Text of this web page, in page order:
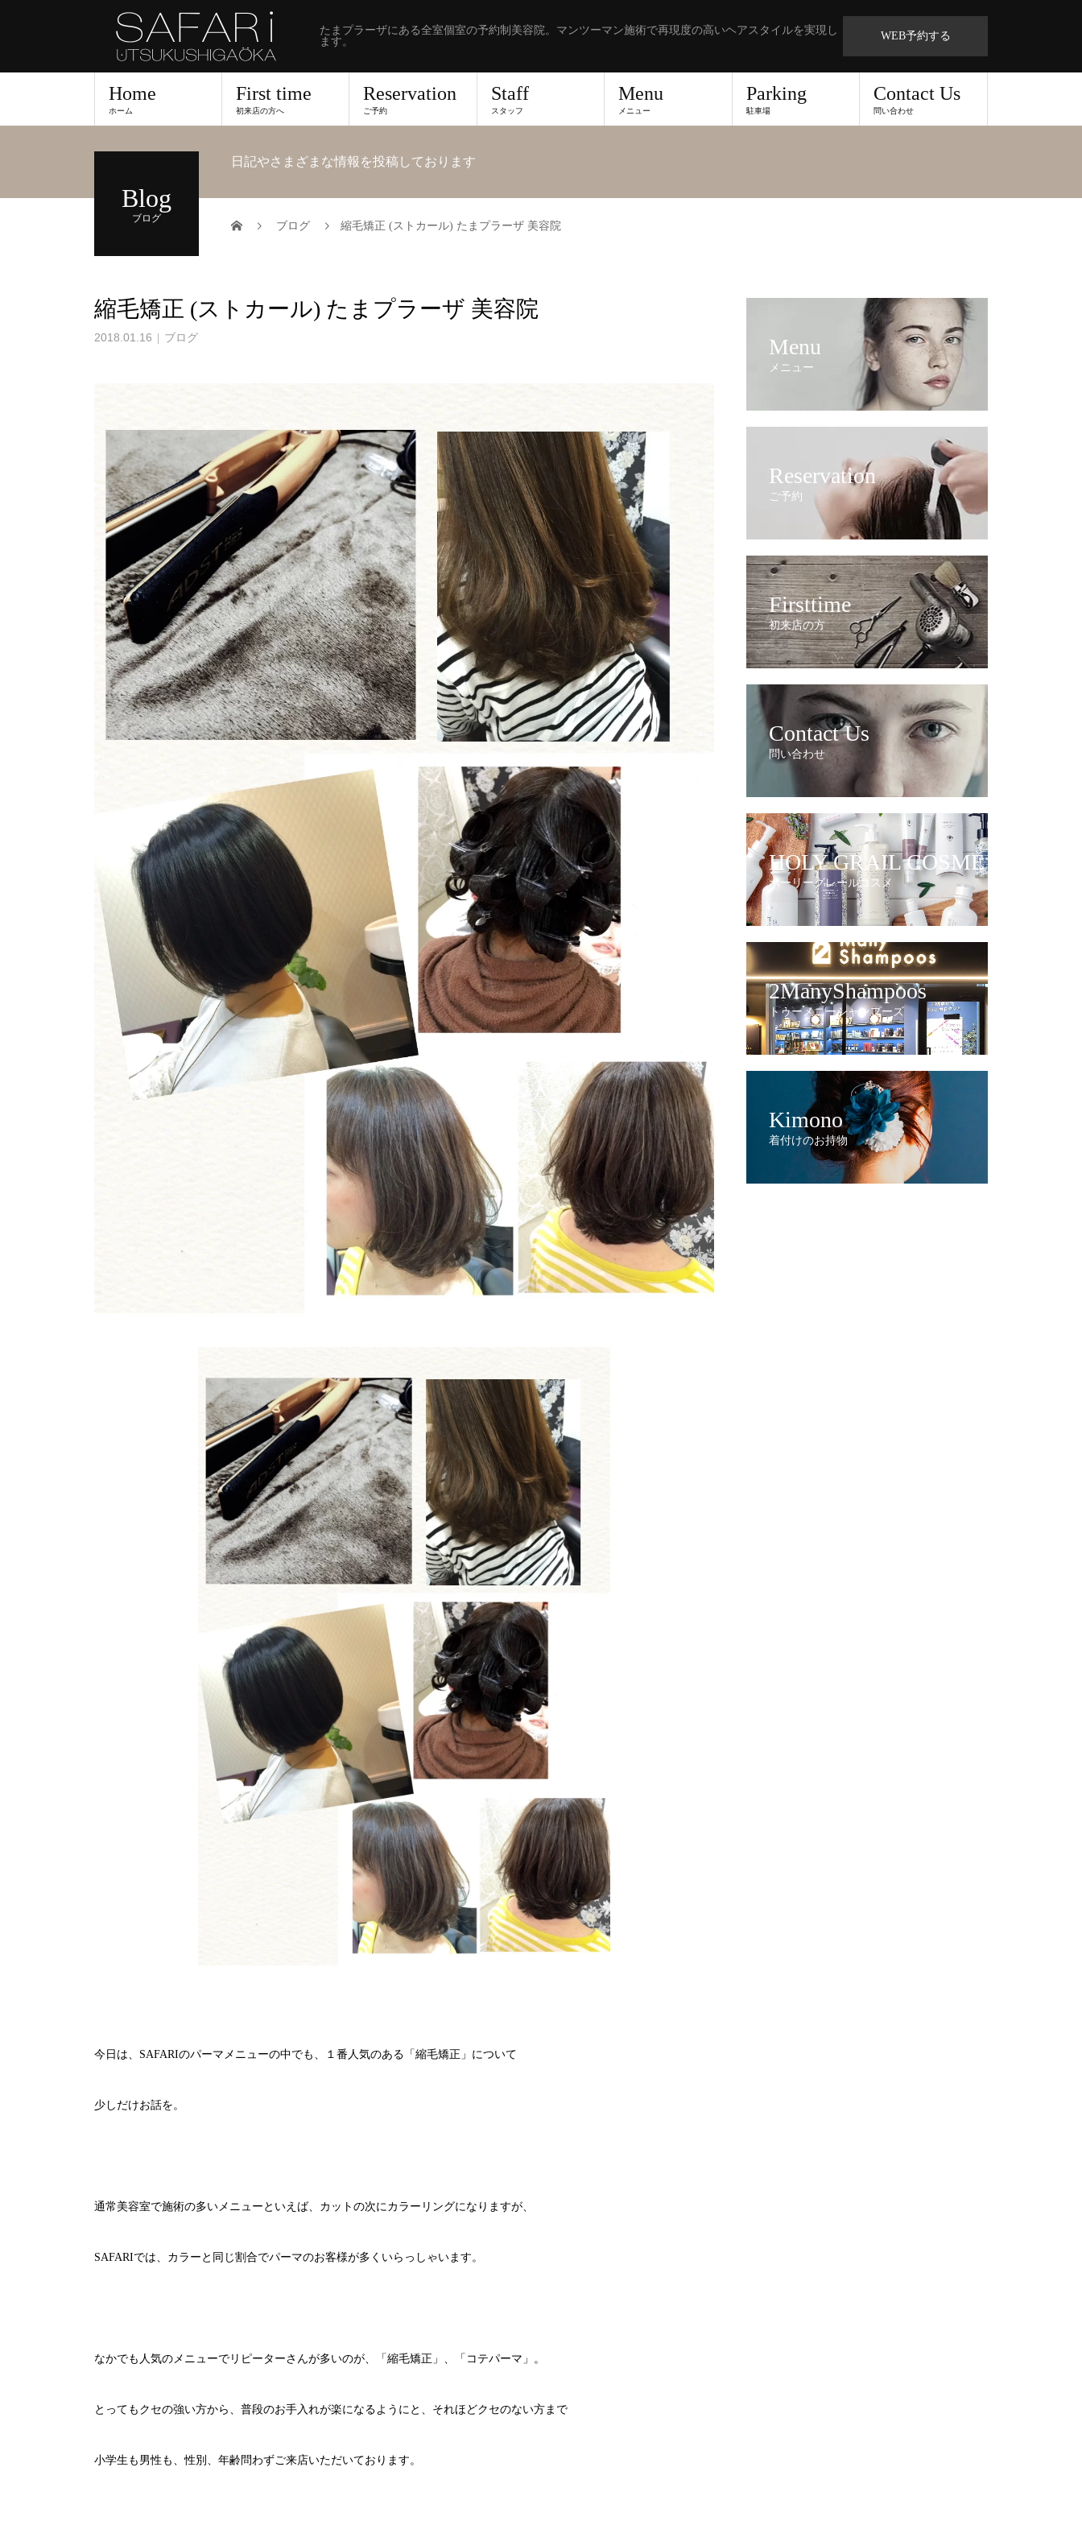
たまプラーザにある全室個室の予約制美容院。マンツーマン施術で再現度の高いヘアスタイルを実現し
ます。
WEB予約する
Home
ホーム
First time
初来店の方へ
Reservation
ご予約
Staff
スタッフ
Menu
メニュー
Parking
駐車場
Contact Us
問い合わせ
Blog
ブログ
日記やさまざまな情報を投稿しております
ブログ 縮毛矯正 (ストカール) たまプラーザ 美容院
縮毛矯正 (ストカール) たまプラーザ 美容院
2018.01.16 ブログ
今日は、SAFARIのパーマメニューの中でも、１番人気のある「縮毛矯正」について
少しだけお話を。
通常美容室で施術の多いメニューといえば、カットの次にカラーリングになりますが、
SAFARIでは、カラーと同じ割合でパーマのお客様が多くいらっしゃいます。
なかでも人気のメニューでリピーターさんが多いのが、「縮毛矯正」、「コテパーマ」。
とってもクセの強い方から、普段のお手入れが楽になるようにと、それほどクセのない方まで
小学生も男性も、性別、年齢問わずご来店いただいております。
Menu
メニュー
Reservation
ご予約
Firsttime
初来店の方
Contact Us
問い合わせ
HOLY GRAIL COSME
ホーリーグレールコスメ
2ManyShampoos
トゥーメニーシャンプーズ
Kimono
着付けのお持物